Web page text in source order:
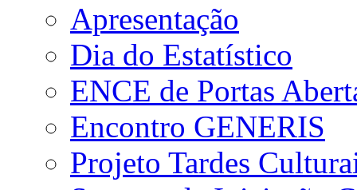
Apresentação
Dia do Estatístico
ENCE de Portas
Encontro GENERIS
Projeto Tardes